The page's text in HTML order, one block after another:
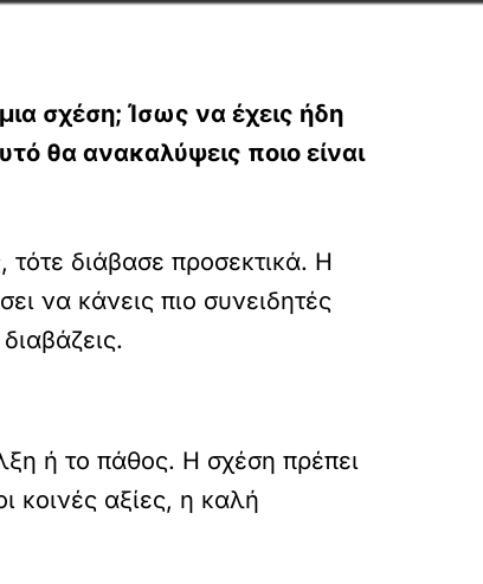
σχέση; Ίσως να έχεις ήδη
θα ανακαλύψεις ποιο είναι
διάβασε προσεκτικά. Η
να κάνεις πιο συνειδητές
ή το πάθος. Η σχέση πρέπει
κοινές αξίες, η καλή